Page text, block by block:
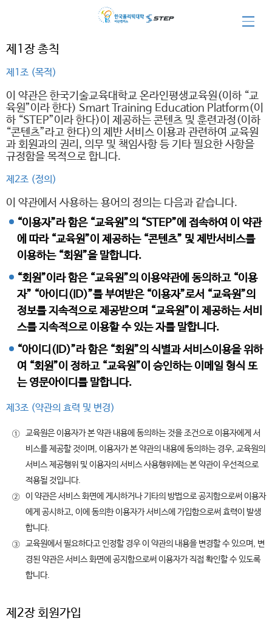
제1장 총칙
제1조 (목적)
이 약관은 한국기술교육대학교 온라인평생교육원(이하 “교
육원”이라 한다) Smart Training Education Platform(이
하 “STEP”이라 한다)이 제공하는 콘텐츠 및 훈련과정(이하
“콘텐츠”라고 한다)의 제반 서비스 이용과 관련하여 교육원
과 회원과의 권리, 의무 및 책임사항 등 기타 필요한 사항을
규정함을 목적으로 합니다.
제2조 (정의)
이 약관에서 사용하는 용어의 정의는 다음과 같습니다.
“이용자”라 함은 “교육원”의 “STEP”에 접속하여 이 약관
에 따라 “교육원”이 제공하는 “콘텐츠” 및 제반서비스를
이용하는 “회원”을 말합니다.
“회원”이라 함은 “교육원”의 이용약관에 동의하고 “이용
자” “아이디(ID)”를 부여받은 “이용자”로서 “교육원”의
정보를 지속적으로 제공받으며 “교육원”이 제공하는 서비
스를 지속적으로 이용할 수 있는 자를 말합니다.
“아이디(ID)”라 함은 “회원”의 식별과 서비스이용을 위하
여 “회원”이 정하고 “교육원”이 승인하는 이메일 형식 또
는 영문아이디를 말합니다.
제3조 (약관의 효력 및 변경)
①
교육원은 이용자가 본 약관 내용에 동의하는 것을 조건으로 이용자에게 서
비스를 제공할 것이며, 이용자가 본 약관의 내용에 동의하는 경우, 교육원의
서비스 제공행위 및 이용자의 서비스 사용행위에는 본 약관이 우선적으로
적용될 것입니다.
②
이 약관은 서비스 화면에 게시하거나 기타의 방법으로 공지함으로써 이용자
에게 공시하고, 이에 동의한 이용자가 서비스에 가입함으로써 효력이 발생
합니다.
③
교육원에서 필요하다고 인정할 경우 이 약관의 내용을 변경할 수 있으며, 변
경된 약관은 서비스 화면에 공지함으로써 이용자가 직접 확인할 수 있도록
합니다.
제2장 회원가입